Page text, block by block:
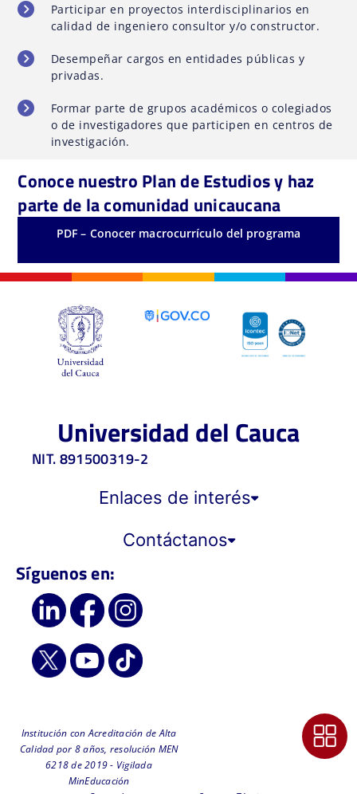
Participar en proyectos interdisciplinarios en
calidad de ingeniero consultor y/o constructor.
Desempeñar cargos en entidades públicas y
privadas.
Formar parte de grupos académicos o colegiados
o de investigadores que participen en centros de
investigación.
Conoce nuestro Plan de Estudios y haz
parte de la comunidad unicaucana
PDF – Conocer macrocurrículo del programa
Universidad del Cauca
NIT. 891500319-2
Enlaces de interés
Contáctanos
Síguenos en:
Institución con Acreditación de Alta
Calidad por 8 años, resolución MEN
6218 de 2019 - Vigilada
MinEducación